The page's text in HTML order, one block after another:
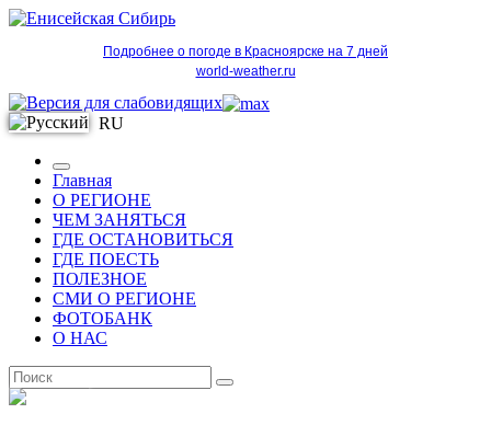
Подробнее о погоде в Красноярске на 7 дней
world-weather.ru
RU
Главная
О РЕГИОНЕ
ЧЕМ ЗАНЯТЬСЯ
ГДЕ ОСТАНОВИТЬСЯ
ГДЕ ПОЕСТЬ
ПОЛЕЗНОЕ
СМИ О РЕГИОНЕ
ФОТОБАНК
О НАС